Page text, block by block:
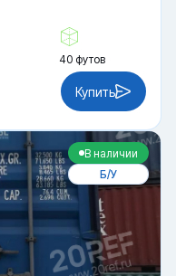
40 футов
Купить
В наличии
Б/У